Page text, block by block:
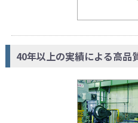
40年以上の実績による高品